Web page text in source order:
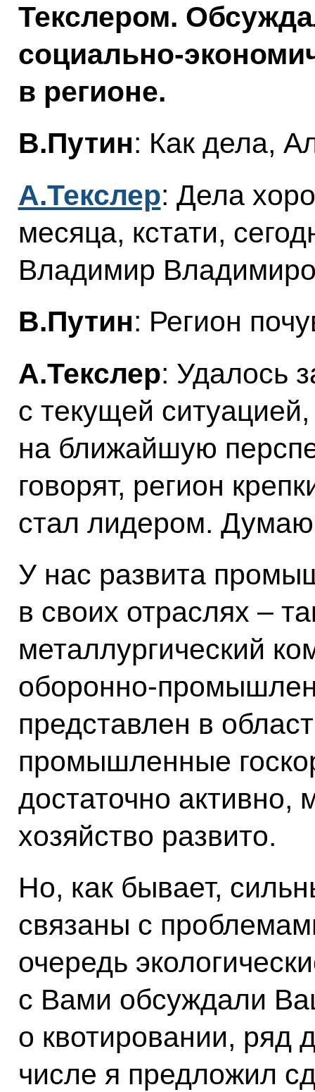
Текслером.
в регионе.
В.Путин: Как дела,
А.Текслер: Дела
месяца, кстати,
Владимир
В.Путин: Регион
А.Текслер: Удалось
с текущей
на ближайшую
говорят, регион
стал лидером.
У нас развита
в своих отраслях –
металлургический
представлен в
промышленные
достаточно активно,
хозяйство развито.
Но, как бывает,
связаны с
очередь
с Вами обсуждали
о квотировании, ряд
числе я предложил